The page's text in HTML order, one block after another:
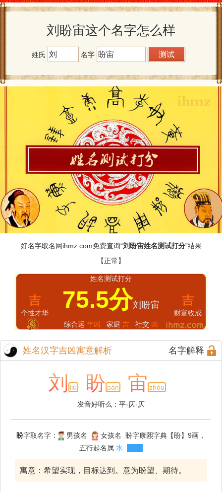
刘盼宙这个名字怎么样
姓氏 名字
好名字取名网ihmz.com免费查询“刘盼宙姓名测试打分”结果
【正常】
吉
个性才华
姓名测试打分
75.5分刘盼宙
综合运 半凶 家庭 吉 社交 凶
吉
财富收成
姓名汉字吉凶寓意解析 名字解释
刘 liú 盼 pàn 宙 zhòu
发音好听么：平-仄-仄
盼字取名字： 男孩名
女孩名 盼字康熙字典【盼】9画，
五行起名属 水
寓意：希望实现，目标达到。意为盼望、期待。